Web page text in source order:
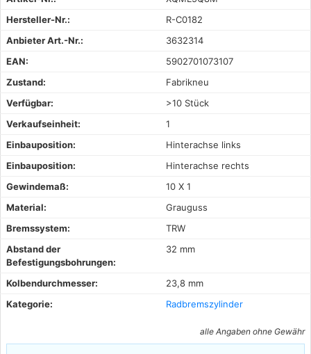
Hersteller-Nr.:
R-C0182
Anbieter Art.-Nr.:
3632314
EAN:
5902701073107
Zustand:
Fabrikneu
Verfügbar:
>10 Stück
Verkaufseinheit:
1
Einbauposition:
Hinterachse links
Einbauposition:
Hinterachse rechts
Gewindemaß:
10 X 1
Material:
Grauguss
Bremssystem:
TRW
Abstand der
Befestigungsbohrungen:
32 mm
Kolbendurchmesser:
23,8 mm
Kategorie:
Radbremszylinder
alle Angaben ohne Gewähr